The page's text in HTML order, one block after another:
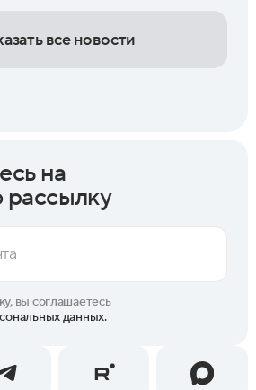
все новости
на
вы соглашаетесь
данных.